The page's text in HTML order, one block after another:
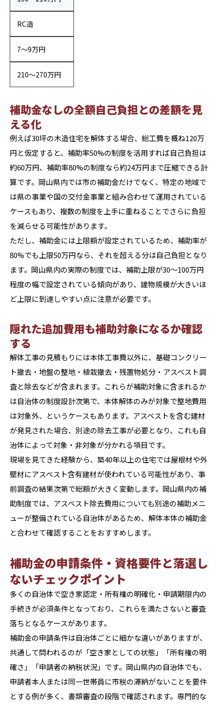
RC造
7〜9万円
210〜270万円
補助金なしの全額自己負担との差額を見
える化
例えば30坪の木造住宅を解体する場合、総工費を概ね120万
円と仮定すると、補助率50%の制度を活用すれば自己負担は
約60万円、補助率80%の制度なら約24万円まで圧縮できる計
算です。岡山県内では市の補助金だけでなく、特定の地域で
は県の事業や国の交付金事業と組み合わせて運用されている
ケースもあり、複数の制度を上手に重ねることでさらに負担
を減らせる可能性があります。
ただし、補助金には上限額が設定されているため、補助率が
80%でも上限50万円なら、それを超える分は自己負担となり
ます。岡山県内の実際の制度では、補助上限が30〜100万円
程度の幅で設定されている傾向があり、建物規模が大きいほ
ど上限に到達しやすい点に注意が必要です。
隠れた追加費用も補助対象になるか確認
する
解体工事の見積もりには本体工事費以外に、基礎コンクリー
ト撤去・地盤の整地・植栽撤去・残置物処分・アスベスト調
査と除去などが含まれます。これらが補助対象に含まれるか
は自治体の制度設計次第で、本体解体のみが対象で整地費用
は対象外、というケースもあります。アスベストを含む建材
が発見された場合、別途の除去工事が必要となり、これも自
治体によって対象・非対象が分かれる項目です。
現場を見てきた経験から、築40年以上の住宅では屋根材や外
壁材にアスベスト含有建材が使われている可能性があり、事
前調査の結果次第で総額が大きく変動します。岡山県内の補
助制度では、アスベスト除去費用についても別途の補助メニ
ューが整備されている自治体があるため、解体本体の補助金
と合わせて確認することをおすすめします。
補助金の申請条件・資格要件と落選し
ないチェックポイント
多くの自治体で空き家認定・所有権の明確化・申請期限内の
手続きが必須条件となっており、これらを満たさないと審査
落ちとなるケースがあります。
補助金の申請条件は自治体ごとに細かな違いがありますが、
共通して問われるのが「空き家としての状態」「所有権の明
確さ」「申請者の納税状況」です。岡山県内の自治体でも、
申請者本人または同一世帯員に市税の滞納がないことを要件
とする例が多く、書類審査の段階で確認されます。専門的な